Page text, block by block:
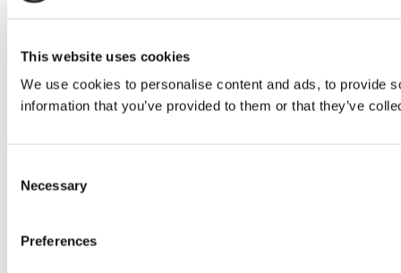
This website uses cookies
We use cookies to personalise content and ads, to provide
information that you’ve provided to them or that they’ve
Selection
Necessary
Preferences